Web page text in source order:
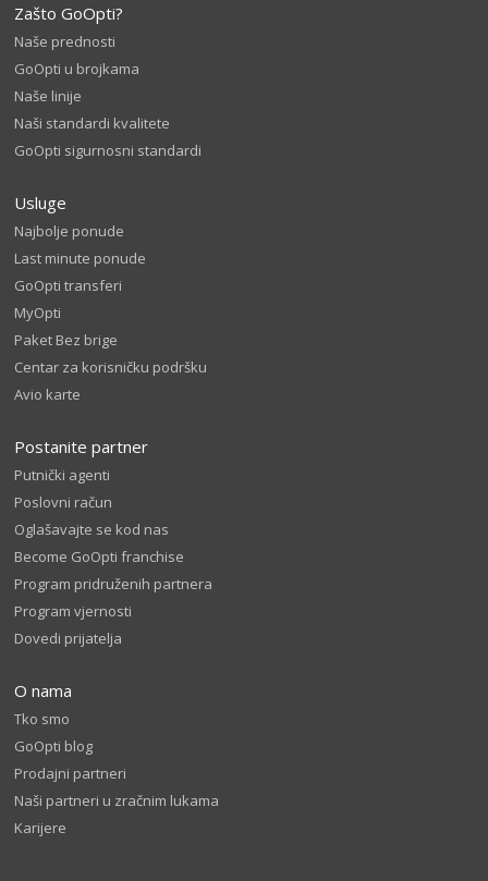
Zašto GoOpti?
Naše prednosti
GoOpti u brojkama
Naše linije
Naši standardi kvalitete
GoOpti sigurnosni standardi
Usluge
Najbolje ponude
Last minute ponude
GoOpti transferi
MyOpti
Paket Bez brige
Centar za korisničku podršku
Avio karte
Postanite partner
Putnički agenti
Poslovni račun
Oglašavajte se kod nas
Become GoOpti franchise
Program pridruženih partnera
Program vjernosti
Dovedi prijatelja
O nama
Tko smo
GoOpti blog
Prodajni partneri
Naši partneri u zračnim lukama
Karijere